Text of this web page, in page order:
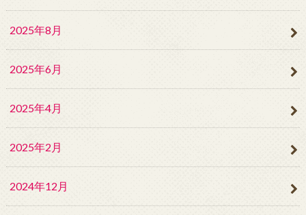
2025年8月
2025年6月
2025年4月
2025年2月
2024年12月